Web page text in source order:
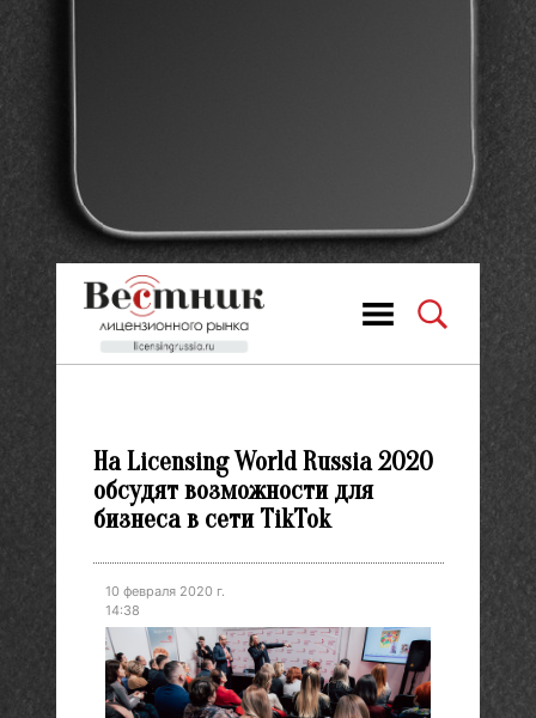
На Licensing World Russia 2020
обсудят возможности для
бизнеса в сети TikTok
10 февраля 2020 г.
14:38